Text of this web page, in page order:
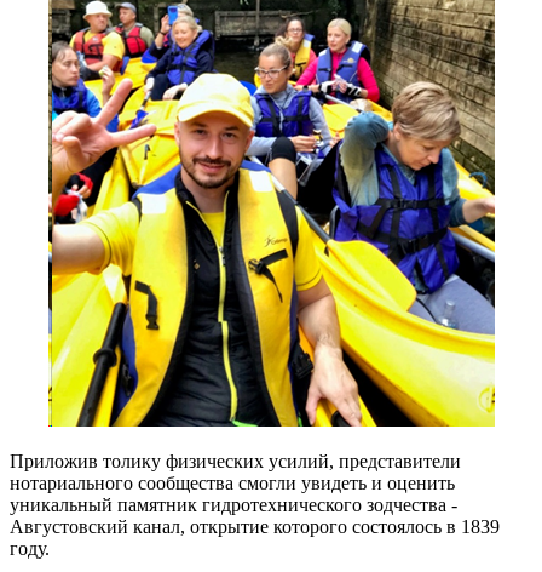
Приложив толику физических усилий, представители
нотариального сообщества смогли увидеть и оценить
уникальный памятник гидротехнического зодчества -
Августовский канал, открытие которого состоялось в 1839
году.